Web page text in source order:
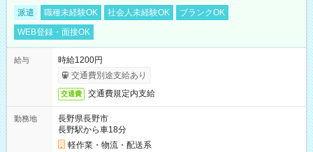
派遣 職種未経験OK 社会人未経験OK
ブランクOK
WEB登録・面接OK
給与
時給1200円
交通費別途支給あり
交通費 交通費規定内支給
勤務地
長野県長野市
長野駅から車18分
軽作業・物流・配送系